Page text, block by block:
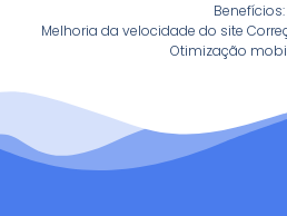
Benefícios:
Melhoria da velocidade do site
Otimização